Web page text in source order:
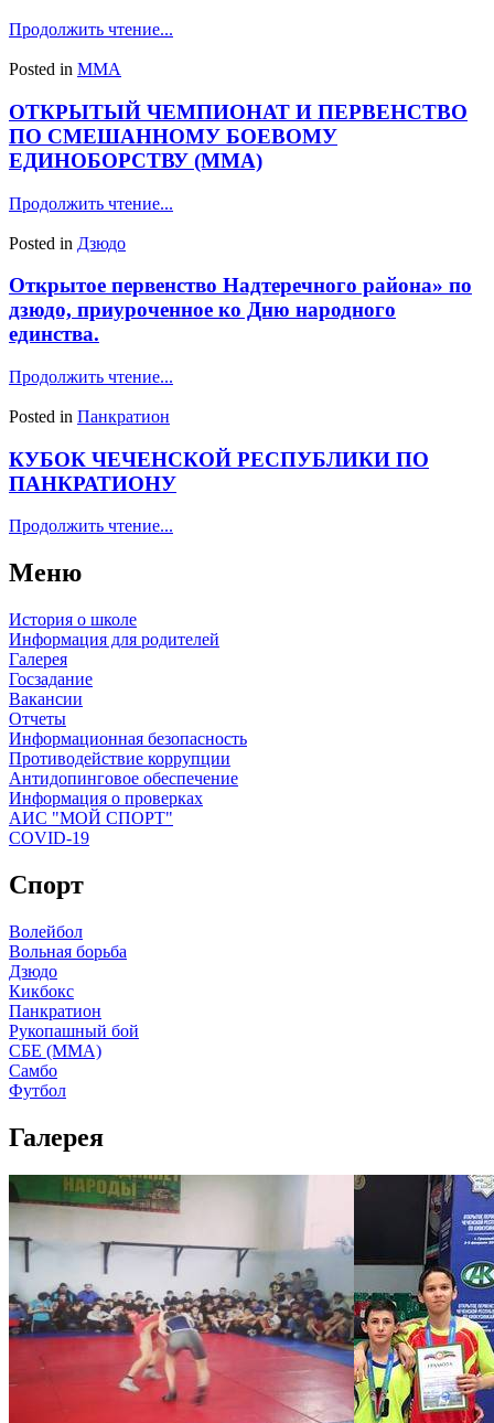
Продолжить чтение...
Posted in ММА
ОТКРЫТЫЙ ЧЕМПИОНАТ И ПЕРВЕНСТВО
ПО СМЕШАННОМУ БОЕВОМУ
ЕДИНОБОРСТВУ (ММА)
Продолжить чтение...
Posted in Дзюдо
Открытое первенство Надтеречного района» по
дзюдо, приуроченное ко Дню народного
единства.
Продолжить чтение...
Posted in Панкратион
КУБОК ЧЕЧЕНСКОЙ РЕСПУБЛИКИ ПО
ПАНКРАТИОНУ
Продолжить чтение...
Меню
История о школе
Информация для родителей
Галерея
Госзадание
Вакансии
Отчеты
Информационная безопасность
Противодействие коррупции
Антидопинговое обеспечение
Информация о проверках
АИС "МОЙ СПОРТ"
COVID-19
Спорт
Волейбол
Вольная борьба
Дзюдо
Кикбокс
Панкратион
Рукопашный бой
СБЕ (ММА)
Самбо
Футбол
Галерея